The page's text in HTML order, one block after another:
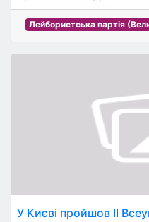
Лейбористська партія
У Києві пройшов II